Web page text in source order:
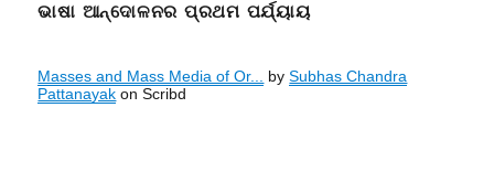
ଭାଷା ଆନ୍ଦୋଳନର ପ୍ରଥମ ପର୍ଯ୍ୟାୟ
Masses and Mass Media of Or... bySubhas Chandra
Pattanayak on Scribd